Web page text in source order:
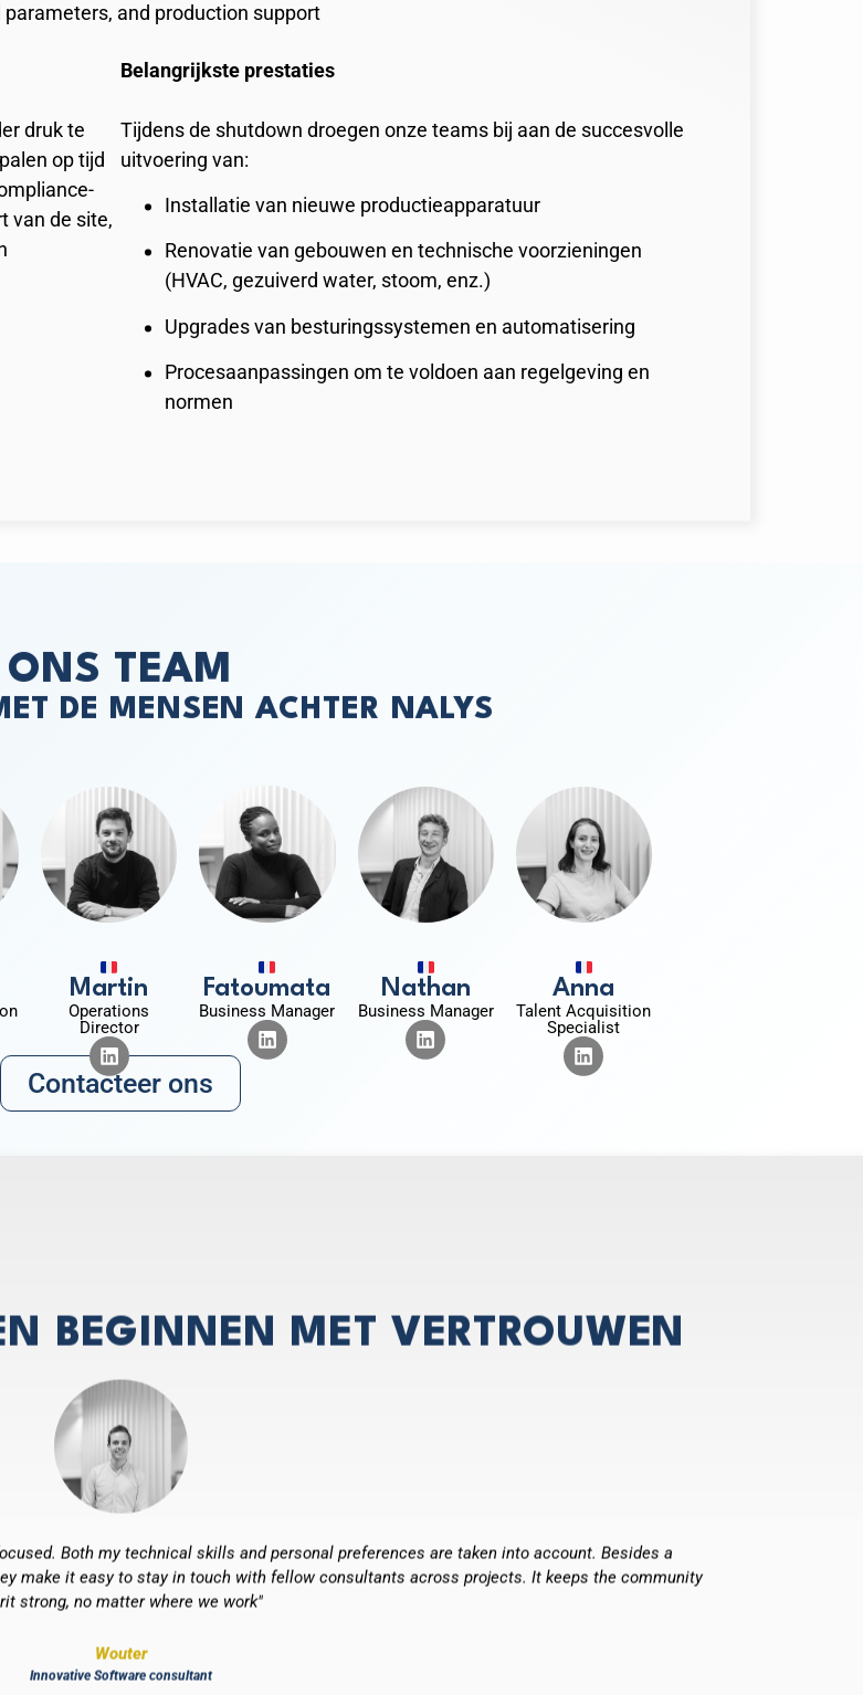
and production support
Belangrijkste prestaties
Tijdens de shutdown droegen onze teams bij aan de succesvolle
uitvoering van:
Installatie van nieuwe productieapparatuur
Renovatie van gebouwen en technische voorzieningen
(HVAC, gezuiverd water, stoom, enz.)
Upgrades van besturingssystemen en automatisering
Procesaanpassingen om te voldoen aan regelgeving en
normen
druk te
op tijd
van de site,
Contacteer ons
ONS TEAM
DE MENSEN ACHTER NALYS
Martin
Operations
Director
Fatoumata
Business Manager
Nathan
Business Manager
Anna
Talent Acquisition
Specialist
BEGINNEN MET VERTROUWEN
Both my technical skills and personal preferences are taken into account. Besides a
make it easy to stay in touch with fellow consultants across projects. It keeps the community
strong, no matter where we work"
Wouter
Innovative Software consultant